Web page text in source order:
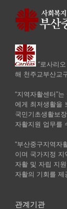
“로사리
해 천주교부산교
“지역자활센터”
에게 최저생활을
국민기초생활보
자활지원 업무를
“부산중구지역자
이며 국가지정 지
자활 및 자립 지
자활의 기회를 제
관계기관